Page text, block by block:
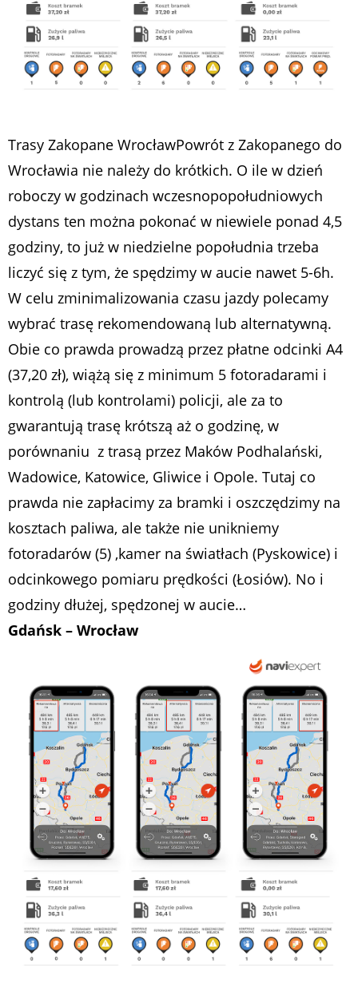
Trasy Zakopane WrocławPowrót z Zakopanego do
Wrocławia nie należy do krótkich. O ile w dzień
roboczy w godzinach wczesnopopołudniowych
dystans ten można pokonać w niewiele ponad 4,5
godziny, to już w niedzielne popołudnia trzeba
liczyć się z tym, że spędzimy w aucie nawet 5-6h.
W celu zminimalizowania czasu jazdy polecamy
wybrać trasę rekomendowaną lub alternatywną.
Obie co prawda prowadzą przez płatne odcinki A4
(37,20 zł), wiążą się z minimum 5 fotoradarami i
kontrolą (lub kontrolami) policji, ale za to
gwarantują trasę krótszą aż o godzinę, w
porównaniu z trasą przez Maków Podhalański,
Wadowice, Katowice, Gliwice i Opole. Tutaj co
prawda nie zapłacimy za bramki i oszczędzimy na
kosztach paliwa, ale także nie unikniemy
fotoradarów (5) ,kamer na światłach (Pyskowice) i
odcinkowego pomiaru prędkości (Łosiów). No i
godziny dłużej, spędzonej w aucie…
Gdańsk – Wrocław